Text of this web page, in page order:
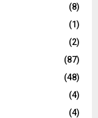
(8)
(1)
(2)
(87)
(48)
(4)
(4)